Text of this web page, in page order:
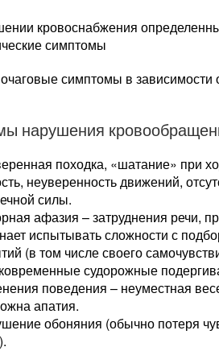
кровоснабжения
симптомы
симптомы в
нарушения
походка, «шатание» при
неуверенность движений,
силы.
афазия – затруднения речи,
испытывать сложности с
(в том числе своего
судорожные
поведения – неуместная
апатия.
обоняния (обычно потеря